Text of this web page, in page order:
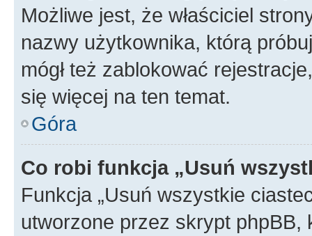
Możliwe jest, że właściciel
nazwy użytkownika, którą
mógł też zablokować
się więcej na ten temat.
Góra
Co robi funkcja „Usuń
Funkcja „Usuń wszystkie
utworzone przez skrypt